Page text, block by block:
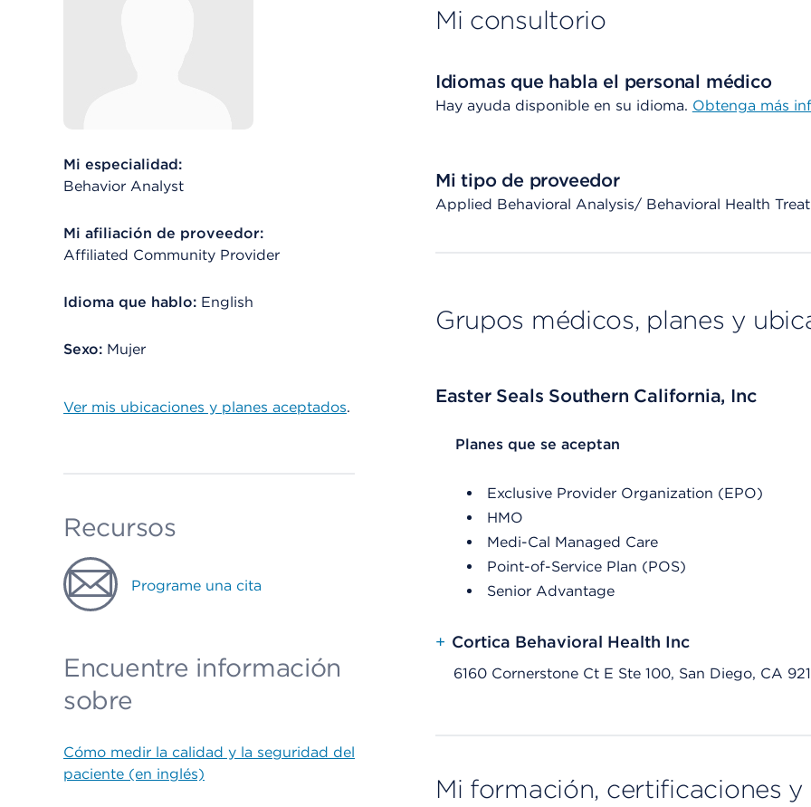
Mi especialidad:
Behavior Analyst
Mi afiliación de proveedor:
Affiliated Community Provider
Idioma que hablo: English
Sexo: Mujer
Ver mis ubicaciones y planes aceptados.
Recursos
Programe una cita
Encuentre información
sobre
Cómo medir la calidad y la seguridad del
paciente (en inglés)
Mi consultorio
Idiomas que habla el personal médico
Hay ayuda disponible en su idioma. Obtenga más
Mi tipo de proveedor
Applied Behavioral Analysis/ Behavioral Health
Grupos médicos, planes y
Easter Seals Southern California, Inc
List Header Planes que se aceptan
Planes que se aceptan
Exclusive Provider Organization (EPO)
HMO
Medi-Cal Managed Care
Point-of-Service Plan (POS)
Senior Advantage
+ Cortica Behavioral Health Inc
6160 Cornerstone Ct E Ste 100, San Diego, CA
Mi formación, certificaciones